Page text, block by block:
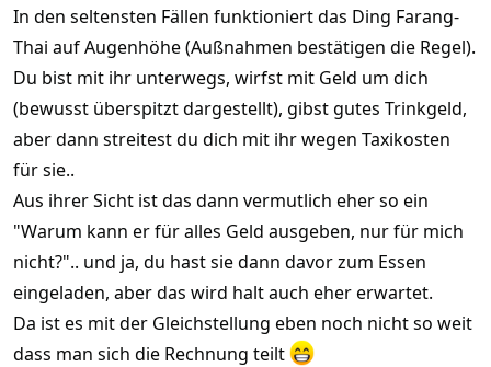
wird wie früher
In den seltensten Fällen funktioniert das Ding Farang-
Thai auf Augenhöhe (Außnahmen bestätigen die Regel).
Du bist mit ihr unterwegs, wirfst mit Geld um dich
(bewusst überspitzt dargestellt), gibst gutes Trinkgeld,
aber dann streitest du dich mit ihr wegen Taxikosten
für sie..
Aus ihrer Sicht ist das dann vermutlich eher so ein
"Warum kann er für alles Geld ausgeben, nur für mich
nicht?".. und ja, du hast sie dann davor zum Essen
eingeladen, aber das wird halt auch eher erwartet.
Da ist es mit der Gleichstellung eben noch nicht so weit
dass man sich die Rechnung teilt